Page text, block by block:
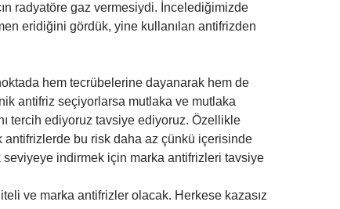
radyatöre gaz vermesiydi. İncelediğimizde
eridiğini gördük, yine kullanılan antifrizden
hem tecrübelerine dayanarak hem de
antifriz seçiyorlarsa mutlaka ve mutlaka
tercih ediyoruz tavsiye ediyoruz. Özellikle
antifrizlerde bu risk daha az çünkü içerisinde
seviyeye indirmek için marka antifrizleri tavsiye
ve marka antifrizler olacak. Herkese kazasız